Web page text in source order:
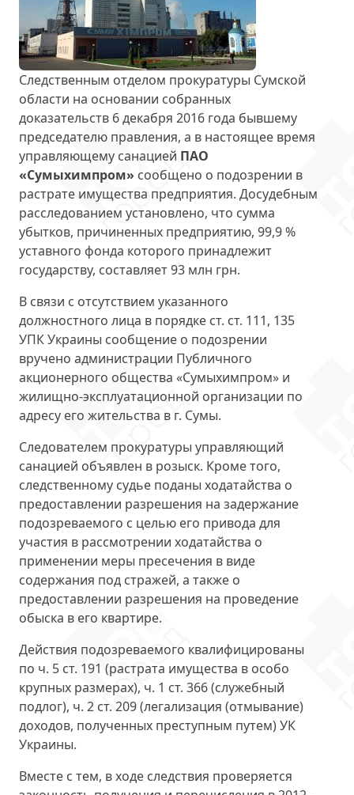
Следственным отделом прокуратуры Сумской
области на основании собранных
доказательств 6 декабря 2016 года бывшему
председателю правления, а в настоящее время
управляющему санацией ПАО
«Сумыхимпром» сообщено о подозрении в
растрате имущества предприятия. Досудебным
расследованием установлено, что сумма
убытков, причиненных предприятию, 99,9 %
уставного фонда которого принадлежит
государству, составляет 93 млн грн.
В связи с отсутствием указанного
должностного лица в порядке ст. ст. 111, 135
УПК Украины сообщение о подозрении
вручено администрации Публичного
акционерного общества «Сумыхимпром» и
жилищно-эксплуатационной организации по
адресу его жительства в г. Сумы.
Следователем прокуратуры управляющий
санацией объявлен в розыск. Кроме того,
следственному судье поданы ходатайства о
предоставлении разрешения на задержание
подозреваемого с целью его привода для
участия в рассмотрении ходатайства о
применении меры пресечения в виде
содержания под стражей, а также о
предоставлении разрешения на проведение
обыска в его квартире.
Действия подозреваемого квалифицированы
по ч. 5 ст. 191 (растрата имущества в особо
крупных размерах), ч. 1 ст. 366 (служебный
подлог), ч. 2 ст. 209 (легализация (отмывание)
доходов, полученных преступным путем) УК
Украины.
Вместе с тем, в ходе следствия проверяется